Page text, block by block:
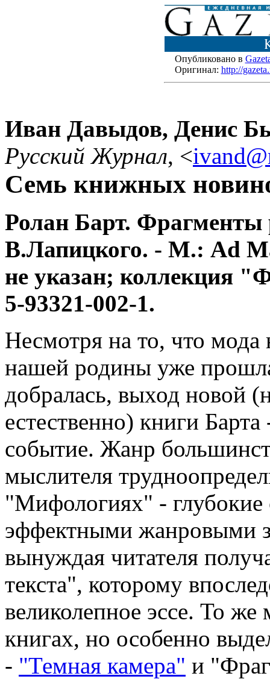
Опубликовано в
Оригинал: http://
Иван Давыдов, Денис
Русский Журнал, <
Семь книжных
Ролан Барт. Фрагменты
В.Лапицкого. - М.: Ad
не указан; коллекция
5-93321-002-1.
Несмотря на то, что мода
нашей родины уже
добралась, выход новой
естественно) книги
событие. Жанр
мыслителя
"Мифологиях" - глубокие
эффектными жанровыми
вынуждая читателя
текста", которому
великолепное эссе. То же
книгах, но особенно
- "Темная камера" и